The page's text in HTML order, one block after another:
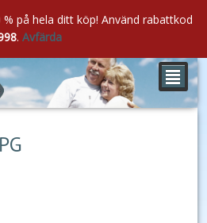
²
på hela ditt köp! Använd rabattkod
. Avfärda